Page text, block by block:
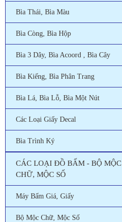
Bìa Thái, Bìa Màu
Bìa Còng, Bìa Hộp
Bìa 3 Dây, Bìa Acoord , Bìa Cây
Bìa Kiếng, Bìa Phân Trang
Bìa Lá, Bìa Lỗ, Bìa Một Nút
Các Loại Giấy Decal
Bìa Trình Ký
CÁC LOẠI ĐỒ BẤM - BỘ MỘC
CHỮ, MỘC SỐ
Máy Bấm Giá, Giấy
Bộ Mộc Chữ, Mộc Số